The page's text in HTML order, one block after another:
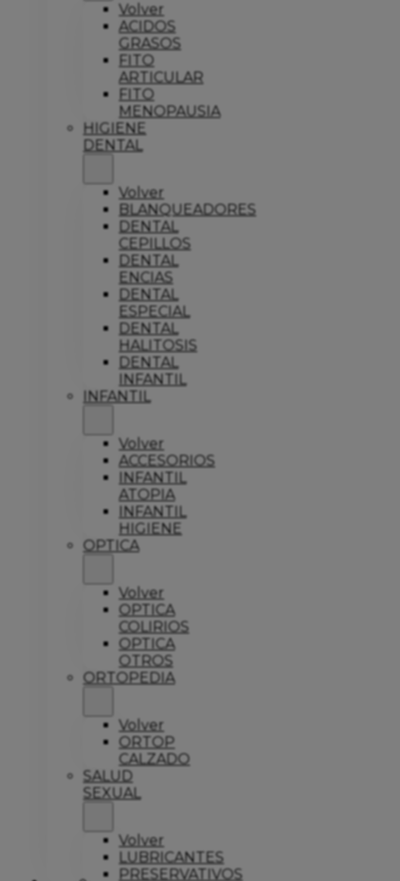
Volver
ACIDOS
GRASOS
FITO
ARTICULAR
FITO
MENOPAUSIA
HIGIENE
DENTAL
Volver
BLANQUEADORES
DENTAL
CEPILLOS
DENTAL
ENCIAS
DENTAL
ESPECIAL
DENTAL
HALITOSIS
DENTAL
INFANTIL
INFANTIL
Volver
ACCESORIOS
INFANTIL
ATOPIA
INFANTIL
HIGIENE
OPTICA
Volver
OPTICA
COLIRIOS
OPTICA
OTROS
ORTOPEDIA
Volver
ORTOP
CALZADO
SALUD
SEXUAL
Volver
LUBRICANTES
PRESERVATIVOS